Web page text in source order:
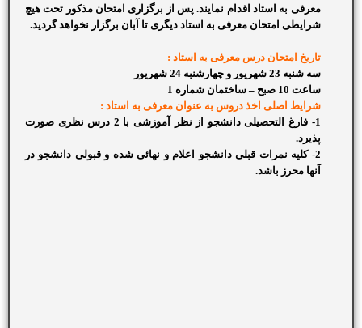
معرفی به استاد اقدام نمایند. پس از برگزاری امتحان مذکور تحت هیچ
شرایطی امتحان معرفی به استاد دیگری تا آبان برگزار نخواهد گردید.
تاریخ امتحان درس معرفی به استاد :
سه شنبه 23 شهریور و چهارشنبه 24 شهریور
ساعت 10 صبح – ساختمان شماره 1
شرایط اصلی اخذ دروس به عنوان معرفی به استاد :
1- فارغ التحصیلی دانشجو از نظر آموزشی با 2 درس نظری صورت
پذیرد.
2- کلیه نمرات قبلی دانشجو اعلام و نهائی شده و قبولی دانشجو در
آنها محرز باشد.